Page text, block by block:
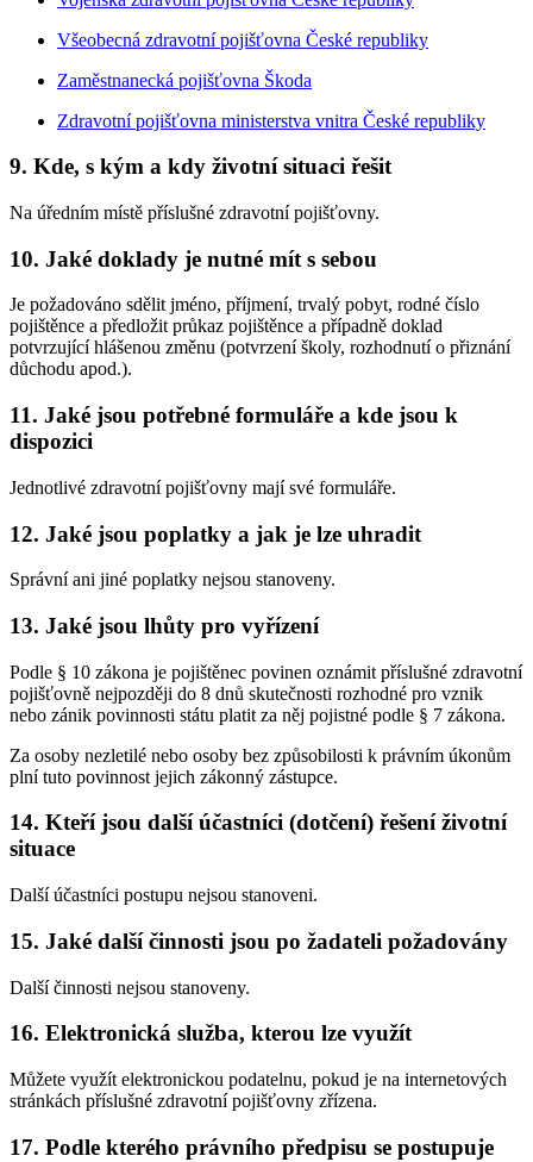
Všeobecná zdravotní pojišťovna České republiky
Zaměstnanecká pojišťovna Škoda
Zdravotní pojišťovna ministerstva vnitra České republiky
9. Kde, s kým a kdy životní situaci řešit
Na úředním místě příslušné zdravotní pojišťovny.
10. Jaké doklady je nutné mít s sebou
Je požadováno sdělit jméno, příjmení, trvalý pobyt, rodné číslo
pojištěnce a předložit průkaz pojištěnce a případně doklad
potvrzující hlášenou změnu (potvrzení školy, rozhodnutí o přiznání
důchodu apod.).
11. Jaké jsou potřebné formuláře a kde jsou k
dispozici
Jednotlivé zdravotní pojišťovny mají své formuláře.
12. Jaké jsou poplatky a jak je lze uhradit
Správní ani jiné poplatky nejsou stanoveny.
13. Jaké jsou lhůty pro vyřízení
Podle § 10 zákona je pojištěnec povinen oznámit příslušné zdravotní
pojišťovně nejpozději do 8 dnů skutečnosti rozhodné pro vznik
nebo zánik povinnosti státu platit za něj pojistné podle § 7 zákona.
Za osoby nezletilé nebo osoby bez způsobilosti k právním úkonům
plní tuto povinnost jejich zákonný zástupce.
14. Kteří jsou další účastníci (dotčení) řešení životní
situace
Další účastníci postupu nejsou stanoveni.
15. Jaké další činnosti jsou po žadateli požadovány
Další činnosti nejsou stanoveny.
16. Elektronická služba, kterou lze využít
Můžete využít elektronickou podatelnu, pokud je na internetových
stránkách příslušné zdravotní pojišťovny zřízena.
17. Podle kterého právního předpisu se postupuje